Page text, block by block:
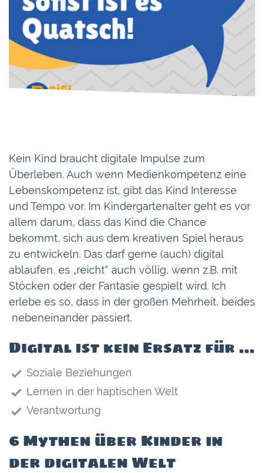
Kein Kind braucht digitale Impulse zum
Überleben. Auch wenn Medienkompetenz eine
Lebenskompetenz ist, gibt das Kind Interesse
und Tempo vor. Im Kindergartenalter geht es vor
allem darum, dass das Kind die Chance
bekommt, sich aus dem kreativen Spiel heraus
zu entwickeln. Das darf gerne (auch) digital
ablaufen, es „reicht“ auch völlig, wenn z.B. mit
Stöcken oder der Fantasie gespielt wird. Ich
erlebe es so, dass in der großen Mehrheit, beides
nebeneinander passiert.
Digital ist kein Ersatz für …
Soziale Beziehungen
Lernen in der haptischen Welt
Verantwortung
6 Mythen über Kinder in
der digitalen Welt